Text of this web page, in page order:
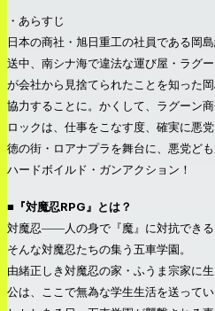
・あらすじ
日本の商社・旭日重工の社員である岡
送中、南シナ海で違法な運び屋・ラグ
が会社から見捨てられたことを知った
協力することに。かくして、ラグーン
ロックは、仕事をこなす度、確実に悪
徳の街・ロアナプラを舞台に、悪党ど
ハードボイルド・ガンアクション！
■『対魔忍RPG』とは？
対魔忍――人の身で『魔』に対抗できる
そんな対魔忍たちの集う五車学園。
由緒正しき対魔忍の家・ふうま宗家に
公は、ここで無為な学生生活を送ってい